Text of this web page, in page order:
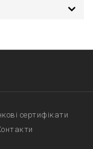
сертифікати